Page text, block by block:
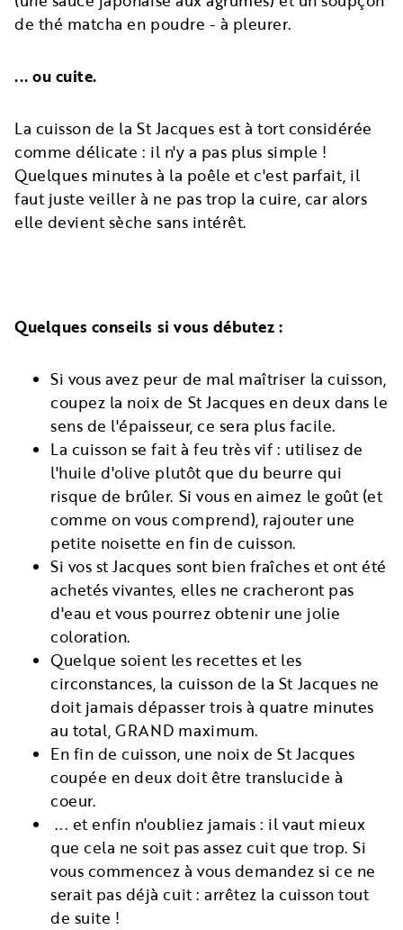
de thé matcha en poudre - à pleurer.
... ou cuite.
La cuisson de la St Jacques est à tort considérée
comme délicate : il n'y a pas plus simple !
Quelques minutes à la poêle et c'est parfait, il
faut juste veiller à ne pas trop la cuire, car alors
elle devient sèche sans intérêt.
Quelques conseils si vous débutez :
Si vous avez peur de mal maîtriser la cuisson,
coupez la noix de St Jacques en deux dans le
sens de l'épaisseur, ce sera plus facile.
La cuisson se fait à feu très vif : utilisez de
l'huile d'olive plutôt que du beurre qui
risque de brûler. Si vous en aimez le goût (et
comme on vous comprend), rajouter une
petite noisette en fin de cuisson.
Si vos st Jacques sont bien fraîches et ont été
achetés vivantes, elles ne cracheront pas
d'eau et vous pourrez obtenir une jolie
coloration.
Quelque soient les recettes et les
circonstances, la cuisson de la St Jacques ne
doit jamais dépasser trois à quatre minutes
au total, GRAND maximum.
En fin de cuisson, une noix de St Jacques
coupée en deux doit être translucide à
coeur.
... et enfin n'oubliez jamais : il vaut mieux
que cela ne soit pas assez cuit que trop. Si
vous commencez à vous demandez si ce ne
serait pas déjà cuit : arrêtez la cuisson tout
de suite !